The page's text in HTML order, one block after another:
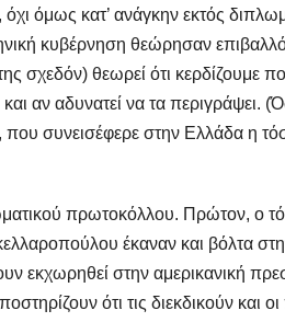
όχι όμως κατ’ ανάγκην εκτός
κυβέρνηση θεώρησαν
σχεδόν) θεωρεί ότι κερδίζουμε
αν αδυνατεί να τα περιγράψει.
που συνεισέφερε στην Ελλάδα η
πρωτοκόλλου. Πρώτον, ο
έκαναν και βόλτα
εκχωρηθεί στην αμερικανική
ότι τις διεκδικούν και